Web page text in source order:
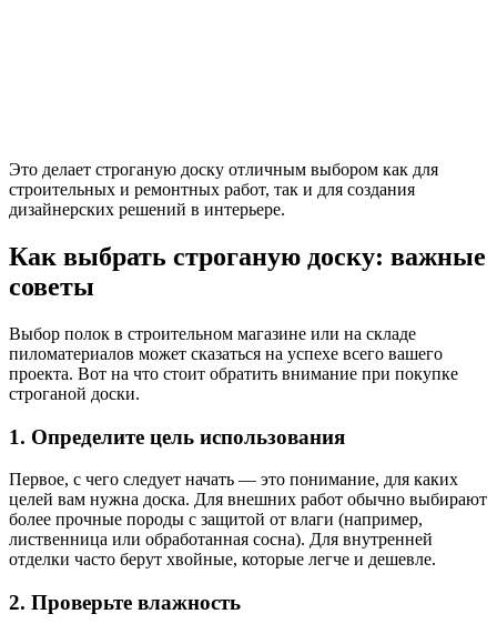
Это делает строганую доску отличным выбором как для
строительных и ремонтных работ, так и для создания
дизайнерских решений в интерьере.
Как выбрать строганую доску: важные
советы
Выбор полок в строительном магазине или на складе
пиломатериалов может сказаться на успехе всего вашего
проекта. Вот на что стоит обратить внимание при покупке
строганой доски.
1. Определите цель использования
Первое, с чего следует начать — это понимание, для каких
целей вам нужна доска. Для внешних работ обычно выбирают
более прочные породы с защитой от влаги (например,
лиственница или обработанная сосна). Для внутренней
отделки часто берут хвойные, которые легче и дешевле.
2. Проверьте влажность